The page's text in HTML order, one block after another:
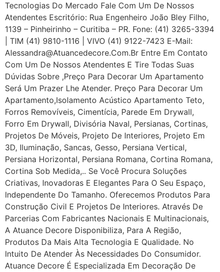
Tecnologias Do Mercado Fale Com Um De Nossos
Atendentes Escritório: Rua Engenheiro João Bley Filho,
1139 – Pinheirinho – Curitiba – PR. Fone: (41) 3265-3394
| TIM (41) 9810-1116 | VIVO (41) 9122-7423 E-Mail:
Alessandra@atuancedecore.com.br Entre Em Contato
Com Um De Nossos Atendentes E Tire Todas Suas
Dúvidas Sobre ,Preço Para Decorar Um Apartamento
Será Um Prazer Lhe Atender. Preço Para Decorar Um
Apartamento,Isolamento Acústico Apartamento Teto,
Forros Removíveis, Cimentícia, Parede Em Drywall,
Forro Em Drywall, Divisória Naval, Persianas, Cortinas,
Projetos De Móveis, Projeto De Interiores, Projeto Em
3D, Iluminação, Sancas, Gesso, Persiana Vertical,
Persiana Horizontal, Persiana Romana, Cortina Romana,
Cortina Sob Medida,.. Se Você Procura Soluções
Criativas, Inovadoras E Elegantes Para O Seu Espaço,
Independente Do Tamanho. Oferecemos Produtos Para
Construção Civil E Projetos De Interiores. Através De
Parcerias Com Fabricantes Nacionais E Multinacionais,
A Atuance Decore Disponibiliza, Para A Região,
Produtos Da Mais Alta Tecnologia E Qualidade. No
Intuito De Atender Às Necessidades Do Consumidor.
Atuance Decore É Especializada Em Decoração De